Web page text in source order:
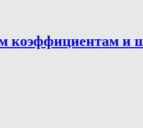
коэффициентам и